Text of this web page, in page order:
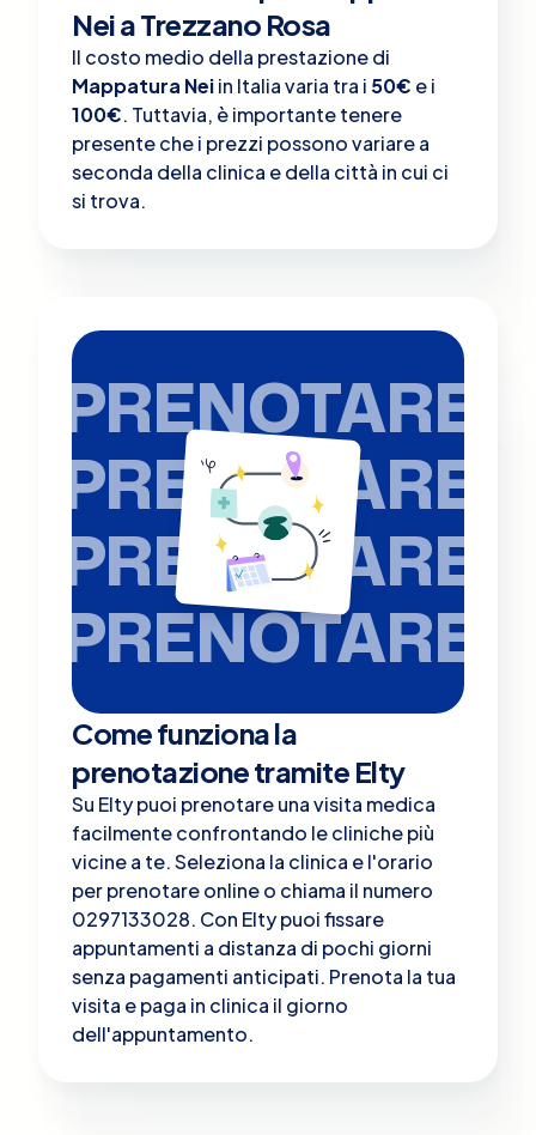
Nei a Trezzano Rosa
Il costo medio della prestazione di
Mappatura Neiin Italia varia tra i 50€ e i
100€. Tuttavia, è importante tenere
presente che i prezzi possono variare a
seconda della clinica e della città in cui ci
si trova.
PRENOTARE
PRENOTARE
PRENOTARE
PRENOTARE
Come funziona la
prenotazione tramite Elty
Su Elty puoi prenotare una visita medica
facilmente confrontando le cliniche più
vicine a te. Seleziona la clinica e l'orario
per prenotare online o chiama il numero
0297133028. Con Elty puoi fissare
appuntamenti a distanza di pochi giorni
senza pagamenti anticipati. Prenota la tua
visita e paga in clinica il giorno
dell'appuntamento.